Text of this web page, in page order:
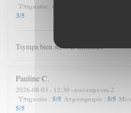
Υπηρεσία : 4
3/5
Tsympa bien servi et délicieux
PaulineC
2026-08-03 - 12:30 - καλεσμένοι 2
Υπηρεσία : 5/5 Ατμόσφαιρα : 5/5
5/5